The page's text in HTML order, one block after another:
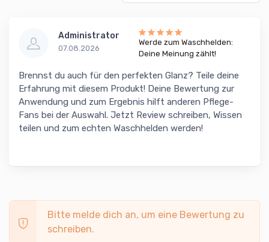
Administrator
07.08.2026
Werde zum Waschhelden:
Deine Meinung zählt!
Brennst du auch für den perfekten Glanz? Teile deine
Erfahrung mit diesem Produkt! Deine Bewertung zur
Anwendung und zum Ergebnis hilft anderen Pflege-
Fans bei der Auswahl. Jetzt Review schreiben, Wissen
teilen und zum echten Waschhelden werden!
Bitte melde dich an, um eine Bewertung zu
schreiben.